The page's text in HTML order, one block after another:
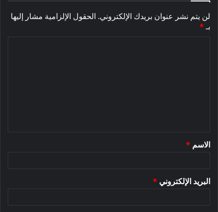
لن يتم نشر عنوان بريدك الإلكتروني. الحقول الإلزامية مشار إليها
بـ*
*
الاسم *
البريد الإلكتروني *